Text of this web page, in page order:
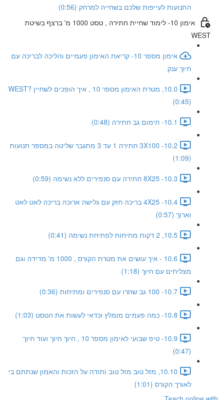
התנועות לעייפות שלכם בשחייה למרחק (0:56)
אימון 10- לימוד שחיית חתירה , טסט 1000 מ' ברצף בשיטת
WEST
אימון מספר 10- קריאת האימון פעמיים והליכה לבריכה עם
חיוך ענק
10.0, מטרת האימון מספר 10 , איך הופכים לשחיין WEST?
(0:45)
10.1- חימום גב חתירה (0:48)
10.2- 3X100 חתירה 1 עד 3 מתגבר שליטה במספר תנועות
(1:09)
10.3- 8X25 חתירה עם סנפירים ללא נשימה (0:59)
10.4- 4X25 בריכה חזק עם גלישה ארוכה בריכה לאט לאט
וארוך (0:57)
10.5, 2 דקות מתיחות לפתיחת נשימה (0:41)
10.6 - איך עושים את מטרת הקורס , 1000 מ' מדידה וגם
מצליחים עם חיוך (1:18)
10.7- 100 גב שחרו עם סנפירים ומתיחות (0:36)
10.8- כמה פעמים מומלץ וכדאי לעשות את הטסט (1:03)
10.9- טיפ שבועי לאימון מספר 10 , חיוך חיוך ועוד חיוך
(0:47)
10.10, מזל טוב מזל טוב ותודה על הזכות והאמון שנתתם בי
לאורך הקורס (1:01)